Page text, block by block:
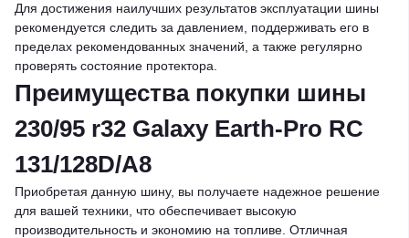
Для достижения наилучших результатов эксплуатации шины
рекомендуется следить за давлением, поддерживать его в
пределах рекомендованных значений, а также регулярно
проверять состояние протектора.
Преимущества покупки шины
230/95 r32 Galaxy Earth-Pro RC
131/128D/A8
Приобретая данную шину, вы получаете надежное решение
для вашей техники, что обеспечивает высокую
производительность и экономию на топливе. Отличная